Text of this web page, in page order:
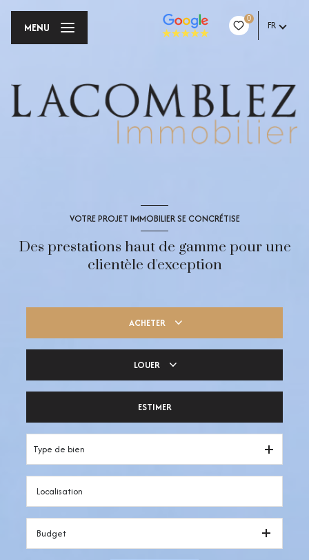
0
FR
MENU
VOTRE PROJET IMMOBILIER SE CONCRÉTISE
Des prestations haut de gamme pour une
clientèle d'exception
ACHETER
LOUER
ESTIMER
Type de bien
Budget